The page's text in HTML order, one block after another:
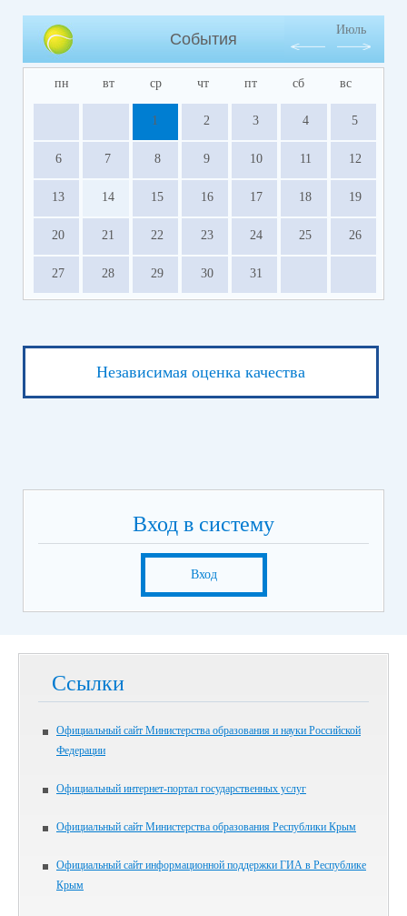
События
Июль
пн вт ср чт пт сб вс
1 2 3 4 5
6 7 8 9 10 11 12
13 14 15 16 17 18 19
20 21 22 23 24 25 26
27 28 29 30 31
Независимая оценка качества
Вход в систему
Вход
Ссылки
Официальный сайт Министерства образования и науки Российской
Федерации
Официальный интернет-портал государственных услуг
Официальный сайт Министерства образования Республики Крым
Официальный сайт информационной поддержки ГИА в Республике
Крым